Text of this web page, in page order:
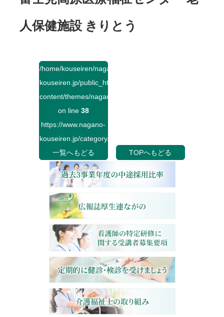
人保健施設 きりとう
/home/kouseiren/nagano-
kouseiren.jp/public_html/wp-
content/themes/naganokouseiren/single.php
on line 38
https://www.nagano-
kouseiren.jp/category/">
一覧へもどる
TOPへもどる